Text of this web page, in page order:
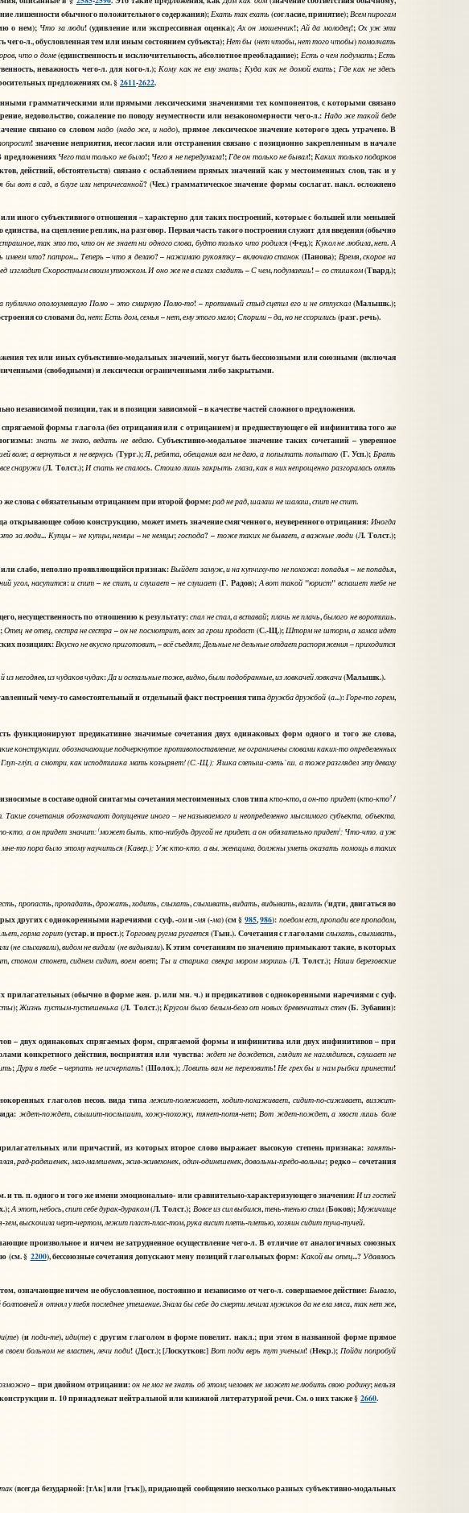
лишенности обычного положительного содержания);Ехатьтакехать(согласие, принятие);Всемпирогам
о нем); Что за люди! (удивление или экспрессивная оценка);Ах он мошенник!;Ай да молодец!;Ох уж эти
чего-л., обусловленная тем или иным состоянием субъекта);Нетбы (нетчтобы,неттогочтобы)помолчать
, чтоо доме(единственность и исключительность, абсолютное преобладание); Естьочем подумать;Есть
неважность чего-л. для кого-л.);Кому как не ему знать; Куда как не домой ехать; Где как не здесь
предложениях см. § 2611-2622.
грамматическими или прямыми лексическими значениями тех компонентов, с которыми связано
недовольство, сожаление по поводу неуместности или незакономерности чего-л.:Надо же такой беде
связано со словомнадо (надо же, и надо), прямое лексическое значение которого здесь утрачено. В
! значение неприятия, несогласия или отстранения связано с позиционно закрепленным в начале
предложениях Чеготамтолько небыло!; Чегоя непередумала!;Гдеон тольконебывал!;Каких толькоподарков
действий, обстоятельств) связано с ослаблением прямых значений как у местоименных слов, так и у
бы вот в сад, в блузе или непричесанной? (Чех.) грамматическое значение формы сослагат. накл. осложнено
иного субъективного отношения – характерно для таких построений, которые с большей или меньшей
на сцепление реплик, на разговор. Первая часть такого построения служит для введения (обычно
страшное,так этото, чтоон не знаетни одногослова, будтотолько что родился(Фед.); Куколнелюбила,нет. А
имеем что?патрон...Теперь –что я делаю? – нажимаю рукоятку– включаю станок (Панова); Время,скорое на
изгладитСкоростнымсвоимутюжком.И оноженевсилах сладить–Счем,подумаешь! – состишком(Твард.);
публично ополоумевшую Полю –это смирную Полю-то! – противный стыд сцепил его и не отпускал (Малышк.);
со словамида,нет:Естьдом,семья–нет,емуэтогомало;Спорили–да,нонессорились(разг. речь).
тех или иных субъективно-модальных значений, могут быть бессоюзными или союзными (включая
(свободными) и лексически ограниченными либо закрытыми.
независимой позиции, так и в позиции зависимой – в качестве частей сложного предложения.
формы глагола (без отрицания или с отрицанием) и предшествующего ей инфинитива того же
знать не знаю,ведать не ведаю. Субъективно-модальное значение таких сочетаний – уверенное
воле; авернуться я невернусь (Тург.);Я, ребята, обещаниявам недаю, а попытатьпопытаю (Г. Усп.); Брать
всеснаружи(Л. Толст.);И спатьнеспалось. Стоилолишьзакрыть глаза,какв нихнепрощенно разгораласьопять
слова с обязательным отрицанием при второй форме:раднерад,шалашнешалаш,спитнеспит.
открывающее собою конструкцию, может иметь значение смягченного, неуверенного отрицания: Иногда
это залюди... Купцы– не купцы,немцы –не немцы;господа? – тожетаких небывает, аважныелюди (Л. Толст.);
слабо, неполно проявляющийся признак:Выйдет замуж,инакупчиху-то непохожа:попадья– непопадья,
угол, насупится:и спит –не спит,и слушает– не слушает(Г. Радов);А вот такой "юрист"вспашет тебе не
несущественность по отношению к результату:спал неспал,авставай; плачьнеплачь,былого неворотишь.
Отец неотец, сестранесестра –онне посмотрит,всех загрошпродаст (С.-Щ.); Штормне шторм,а хамсаидет
позициях: Вкусноневкусноприготовит, –всёсъедят;Дельныенедельныеотдаетраспоряжения–приходится
изнегодяев,изчудаковчудак:Даиостальныетоже,видно,былиподобранные,изловкачейловкачи(Малышк.).
чему-то самостоятельный и отдельный факт построения типадружбадружбой (а...):Горе-тогорем,
функционируют предикативно значимые сочетания двух одинаковых форм одного и того же слова,
конструкции, обозначающие подчеркнутое противопоставление, не ограничены словами каких-то определенных
Глуп-глỳп,а смотри,какисподтишка матькозыряет! (С.-Щ.);Яшкаслепыш-слепь`ιш, атожеразглядел этудеваху
в составе одной синтагмы сочетания местоименных слов типакто-кто,аон-то придет(кто-кто3/
. Такие сочетания обозначают допущение иного – не называемого и неопределенно мыслимого субъекта, объекта,
-кто, аонпридет значит:(может быть, кто-нибудь другой не придет, а он обязательно придет); Что-что, ауж
мне-топорабыло этомунаучиться(Кавер.); Ужкто-кто, авы,женщина,должныуметьоказать помощьвтаких
, пропасть,пропадать,дрожать,ходить, слыхать,слыхивать,видать, видывать,валить((идти, двигаться во
других с однокоренными наречиями с суф. -оми -мя(-ма) (см §985,986): поедомест,пропадивсепропадом,
льет,гормагорит(устар. и прост.);Торговецругмаругается(Тын.). Сочетания с глаголамислыхать,слыхивать,
(не слыхивали),видомневидали (невидывали). К этим сочетаниям по значению примыкают такие, в которых
,стоном стонет, сиднем сидит,воем воет; Ты и старика свекра мором моришь(Л. Толст.); Наши березовские
(обычно в форме жен. р. или мн. ч.) и предикативов с однокоренными наречиями с суф.
);Жизнь пустым-пустешенька (Л. Толст.);Кругом было белым-бело от новых бревенчатых стен(Б. Зубавин):
– двух одинаковых спрягаемых форм, спрягаемой формы и инфинитива или двух инфинитивов – при
конкретного действия, восприятия или чувства: ждет не дождется, глядит не наглядится, слушает не
; Дури в тебе–черпать не исчерпать! (Шолох.); Ловить вам не переловить!Не грех бы и нам рыбки принести!
глаголов несов. вида типалежит-полеживает, ходит-похаживает, сидит-по-сиживает, визжит-
ждет-пождет,слышит-послышит, хожу-похожу, тянет-потя-нет;Вот ждет-пождет,а хвост лишь боле
или причастий, из которых второе слово выражает высокую степень признака: заняты-
,рад-радешенек,мал-малешенек,жив-живехонек, один-одинешенек,довольны-предо-вольны; редко – сочетания
тв. п. одного и того же имени эмоционально- или сравнительно-характеризующего значения:Иизгостей
Аэтот,небось,спитсебедурак-дураком(Л. Толст.); Вовсеизсилвыбился,тень-теньюстал(Боков);Мужичище
-зем,выскочилачерт-чертом,лежитпласт-плас-том,рукависитплеть-плетью,хозяинсидиттуча-тучей.
произвольное и ничем не затрудненное осуществление чего-л. В отличие от аналогичных союзных
(см. § 2200), бессоюзные сочетания допускают мену позиций глагольных форм: Какойвы отец...? Удавлюсь
означающие ничем не обусловленное, постоянно и независимо от чего-л. совершаемое действие: Бывало,
болтовнейя отнялутебяпоследнее утешение.Зналабысебе досмертилечиламужиков данеела мяса, такнет же,
(те) (и поди-те),иди(те) с другим глаголом в форме повелит. накл.; при этом в названной форме прямое
в своем больном не властен,лечи поди! (Дост.); [Лоскутков:]Вот поди верь тут ученым! (Некр.);Пойди попробуй
– при двойном отрицании:он немогнезнать обэтом;человекнеможетнелюбитьсвою родину;нельзя
п. 10 принадлежат нейтральной или книжной литературной речи. См. о них также § 2660.
так(всегда безударной: [тΛк] или [тък]), придающей сообщению несколько разных субъективно-модальных